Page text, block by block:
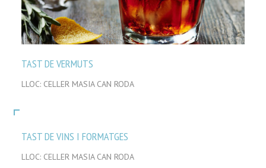
TAST DE VERMUTS
LLOC: CELLER MASIA CAN RODA
TAST DE VINS I FORMATGES
LLOC: CELLER MASIA CAN RODA